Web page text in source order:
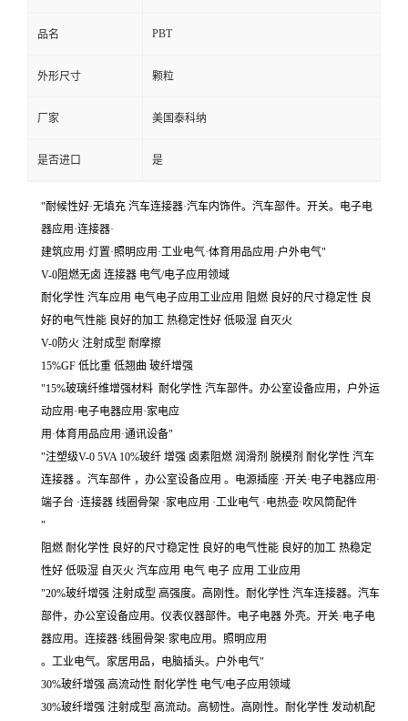
品名 PBT
外形尺寸 颗粒
厂家 美国泰科纳
是否进口 是
"耐候性好·无填充 汽车连接器·汽车内饰件。汽车部件。开关。电子电
器应用·连接器·
建筑应用·灯置·照明应用·工业电气·体育用品应用·户外电气"
V-0阻燃无卤 连接器 电气/电子应用领域
耐化学性 汽车应用 电气电子应用工业应用 阻燃 良好的尺寸稳定性 良
好的电气性能 良好的加工 热稳定性好 低吸湿 自灭火
V-0防火 注射成型 耐摩擦
15%GF 低比重 低翘曲 玻纤增强
"15%玻璃纤维增强材料 耐化学性 汽车部件。办公室设备应用，户外运
动应用·电子电器应用·家电应
用·体育用品应用·通讯设备"
"注塑级V-0 5VA 10%玻纤 增强 卤素阻燃 润滑剂 脱模剂 耐化学性 汽车
连接器 。汽车部件 ，办公室设备应用 。电源插座 ·开关·电子电器应用·
端子台 ·连接器 线圈骨架 ·家电应用 ·工业电气 ·电热壶·吹风筒配件
"
阻燃 耐化学性 良好的尺寸稳定性 良好的电气性能 良好的加工 热稳定
性好 低吸湿 自灭火 汽车应用 电气 电子 应用 工业应用
"20%玻纤增强 注射成型 高强度。高刚性。耐化学性 汽车连接器。汽车
部件，办公室设备应用。仪表仪器部件。电子电器 外壳。开关·电子电
器应用。连接器·线圈骨架·家电应用。照明应用
。工业电气。家居用品，电脑插头。户外电气"
30%玻纤增强 高流动性 耐化学性 电气/电子应用领域
30%玻纤增强 注射成型 高流动。高韧性。高刚性。耐化学性 发动机配